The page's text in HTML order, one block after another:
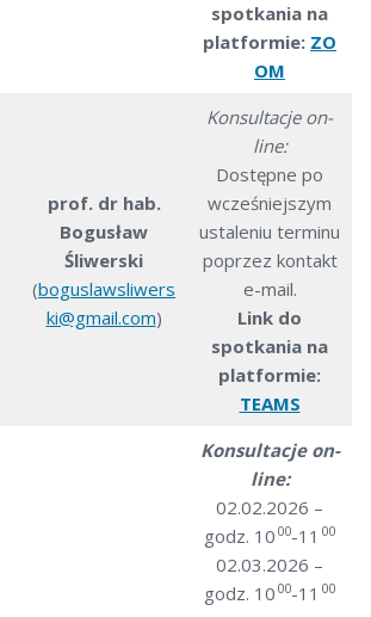
spotkania na
platformie: ZO
OM
prof. dr hab.
Bogusław
Śliwerski
(boguslawsliwers
ki@gmail.com)
Konsultacje on-
line:
Dostępne po
wcześniejszym
ustaleniu terminu
poprzez kontakt
e-mail.
Link do
spotkania na
platformie:
TEAMS
Konsultacje on-
line:
02.02.2026 –
godz. 10 00-11 00
02.03.2026 –
godz. 10 00-11 00